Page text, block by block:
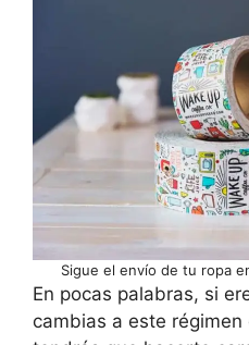
Sigue el envío de tu ropa
En pocas palabras, si
cambias a este